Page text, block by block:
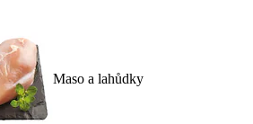
Maso a lahůdky